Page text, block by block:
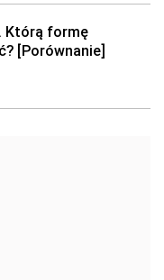
Którą formę
[Porównanie]